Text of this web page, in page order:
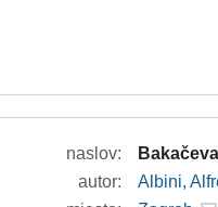
naslov:
autor:
Albini,